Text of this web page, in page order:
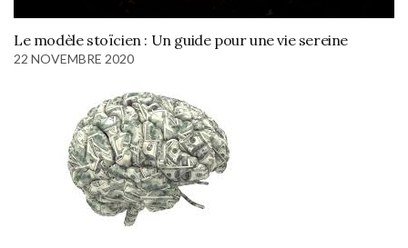
Le modèle stoïcien : Un guide pour une vie sereine
22 NOVEMBRE 2020